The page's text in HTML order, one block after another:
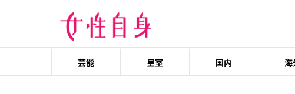
芸能 皇室 国内 海